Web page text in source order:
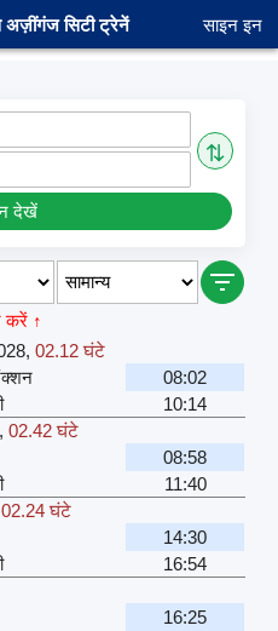
सिटी ट्रेनें साइन इन
⇅
देखें
करें ↑
,02.12 घंटे
08:02
10:14
,02.42 घंटे
08:58
11:40
02.24 घंटे
14:30
16:54
16:25